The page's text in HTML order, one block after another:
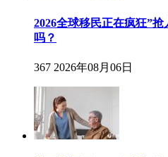
2026全球移民正在疯狂”
吗？
367 2026年08月06日